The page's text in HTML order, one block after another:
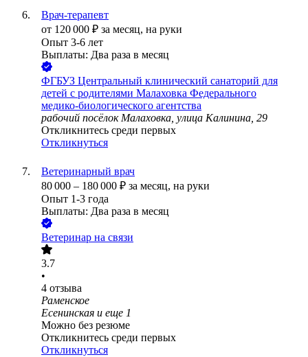
Врач-терапевт
от 120 000 ₽ за месяц, на руки
Опыт 3-6 лет
Выплаты: Два раза в месяц
ФГБУЗ Центральный клинический санаторий для
детей с родителями Малаховка Федерального
медико-биологического агентства
рабочий посёлок Малаховка, улица Калинина, 29
Откликнитесь среди первых
Откликнуться
Ветеринарный врач
80 000 – 180 000 ₽ за месяц, на руки
Опыт 1-3 года
Выплаты: Два раза в месяц
Ветеринар на связи
3.7
•
4 отзыва
Раменское
Есенинская и еще 1
Можно без резюме
Откликнитесь среди первых
Откликнуться